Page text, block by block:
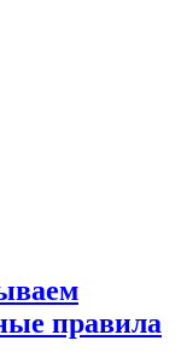
правила